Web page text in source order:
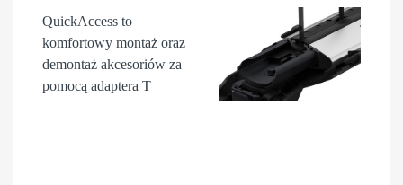
QuickAccess to
komfortowy montaż oraz
demontaż akcesoriów za
pomocą adaptera T